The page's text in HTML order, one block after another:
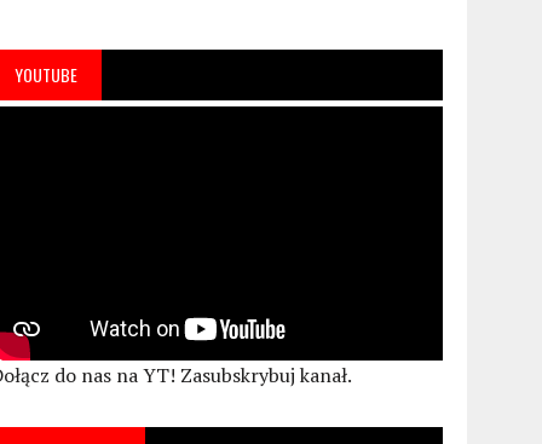
YOUTUBE
do nas na YT! Zasubskrybuj kanał.